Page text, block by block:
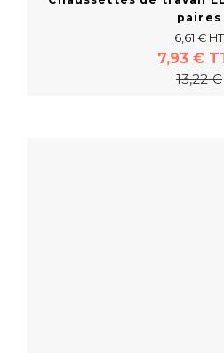
paires
6,61 € HT
7,93 €
13,22 €